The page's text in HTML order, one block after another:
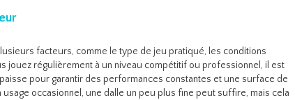
facteurs, comme le type de jeu pratiqué, les conditions
jouez régulièrement à un niveau compétitif ou professionnel, il est
pour garantir des performances constantes et une surface de
occasionnel, une dalle un peu plus fine peut suffire, mais cela